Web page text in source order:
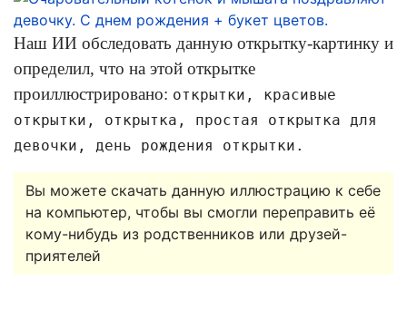
Наш ИИ обследовать данную открытку-картинку и
определил, что на этой открытке
проиллюстрировано: открытки, красивые
открытки, открытка, простая открытка для
девочки, день рождения открытки.
Вы можете скачать данную иллюстрацию к себе
на компьютер, чтобы вы смогли переправить её
кому-нибудь из родственников или друзей-
приятелей